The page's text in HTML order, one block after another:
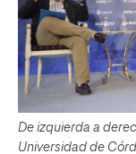
De izquierda a
Universidad de